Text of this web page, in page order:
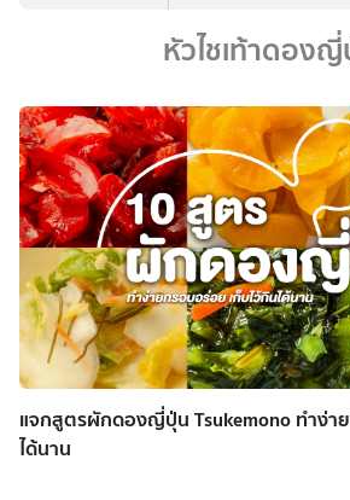
หัวไชเท้าดอง
แจกสูตรผักดองญี่ปุ่น Tsukemono ทำง่า
ได้นาน